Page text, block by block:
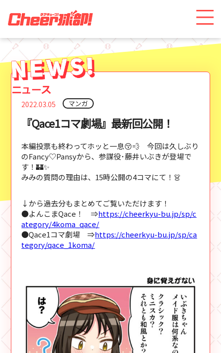
2022.03.05 マンガ
『Qace1コマ劇場』最新回公開！
本編投票も終わってホッと一息😚💨 今回は久しぶり
のFancy♡Pansyから、参謀役･藤井いぶきが登場で
す！🏰✨
みみの質問の理由は、15時公開の4コマにて！👗
↓から過去分もまとめてご覧いただけます！
●よんこまQace！ ⇒https://cheerkyu-bu.jp/sp/c
ategory/4koma_qace/
●Qace1コマ劇場 ⇒https://cheerkyu-bu.jp/sp/ca
tegory/qace_1koma/